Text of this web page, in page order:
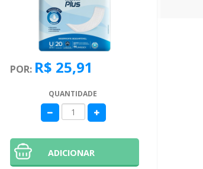
POR: R$ 25,91
QUANTIDADE
ADICIONAR